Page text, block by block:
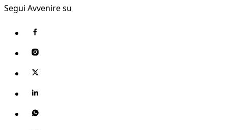
Segui Avvenire su